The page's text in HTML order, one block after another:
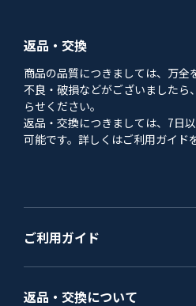
返品・交換
商品の品質につきましては、万全
不良・破損などがございましたら
らせください。
返品・交換につきましては、7日
可能です。詳しくはご利用ガイド
ご利用ガイド
返品・交換について